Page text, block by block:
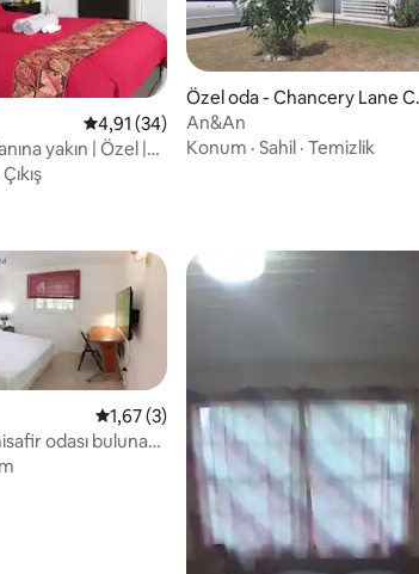
değerlendirme
5 üzerinden ortalama 4,91 puan, 34
4,91 (34)
yakın | Özel |
Çıkış
Özel oda - Chancery Lane
rist Church
An&An
Konum · Sahil · Temizlik
değerlendirme
5 üzerinden ortalama 1,67 puan, 3
1,67 (3)
odası bulunan